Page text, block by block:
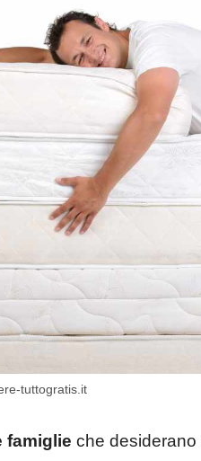
tuttogratis.it
famiglie che desiderano